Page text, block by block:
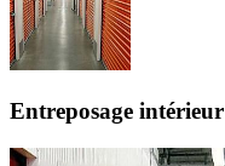
Entreposage intérieur